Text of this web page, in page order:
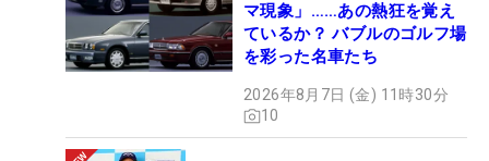
マ現象」……あの熱狂を覚え
ているか？ バブルのゴルフ場
を彩った名車たち
2026年8月7日 (金) 11時30分
10